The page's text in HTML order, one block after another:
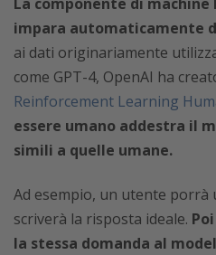
impara automaticamente
ai dati originariamente
come GPT-4, OpenAI ha
Reinforcement Learning
essere umano addestra il
simili a quelle umane.
Ad esempio, un utente porrà
scriverà la risposta ideale.
la stessa domanda al